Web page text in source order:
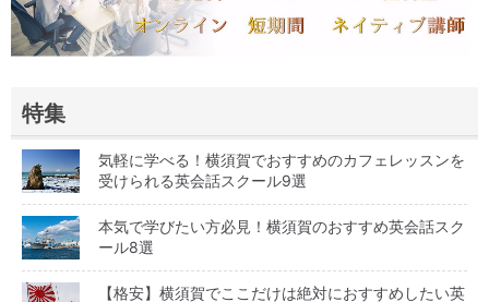
特集
気軽に学べる！横須賀でおすすめのカフェレッスンを
受けられる英会話スクール9選
本気で学びたい方必見！横須賀のおすすめ英会話スク
ール8選
【格安】横須賀でここだけは絶対におすすめしたい英